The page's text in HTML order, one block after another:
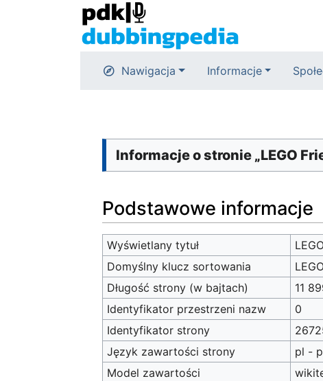
Nawigacja Informacje
Informacje o stronie „LEGO
Podstawowe informacje
Wyświetlany tytuł
Domyślny klucz sortowania
Długość strony (w bajtach)
11
Identyfikator przestrzeni nazw
0
Identyfikator strony
Język zawartości strony
pl -
Model zawartości